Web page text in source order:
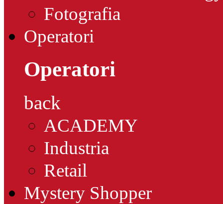
Fotografia
Operatori
Operatori
back
ACADEMY
Industria
Retail
Mystery Shopper